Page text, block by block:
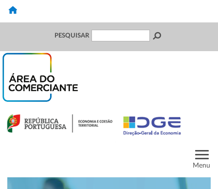
PESQUISAR
Menu